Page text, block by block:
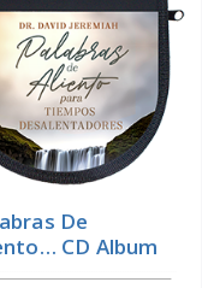
De
CD Album